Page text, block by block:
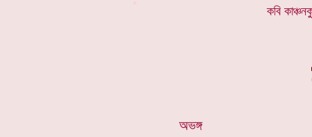
কবি
অভঙ্গ